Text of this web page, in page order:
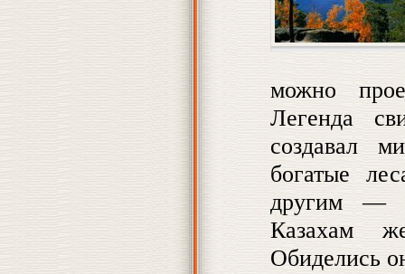
можно
Легенда
создавал
богатые
другим —
Казахам
Обиделись